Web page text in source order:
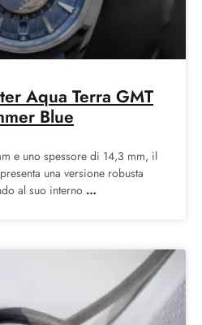
Aqua Terra GMT
Blue
e uno spessore di 14,3 mm, il
una versione robusta
al suo interno